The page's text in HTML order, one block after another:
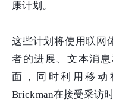
康计划。
这些计划将使用联网
者的进展、文本消
面，同时利用移动
Brickman在接受采访